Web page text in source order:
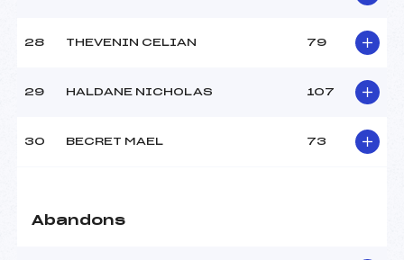
28 THEVENIN CELIAN 79
29 HALDANE NICHOLAS 107
30 BECRET MAEL 73
Abandons